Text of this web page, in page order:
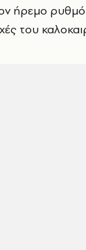
ήρεμο ρυθμό
του